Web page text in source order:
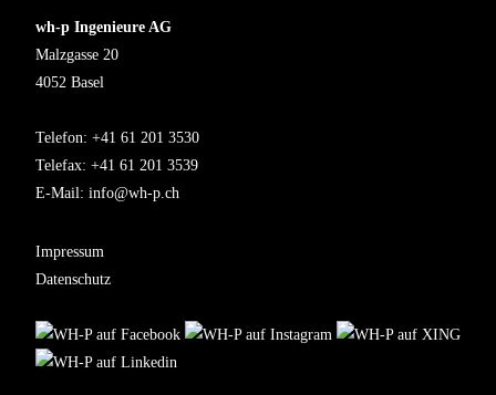
wh-p Ingenieure AG
Malzgasse 20
4052 Basel
Telefon: +41 61 201 3530
Telefax: +41 61 201 3539
E-Mail: info@wh-p.ch
Impressum
Datenschutz